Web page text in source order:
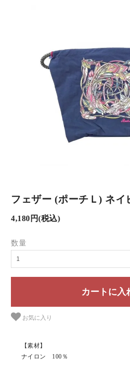
フェザー (ポーチＬ) ネイ
4,180円(税込)
数量
お気に入り
【素材】
ナイロン 100％